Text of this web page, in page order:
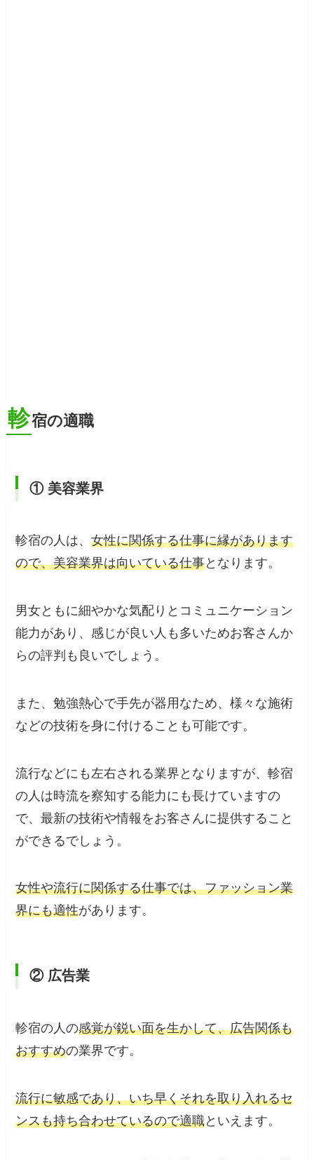
軫宿の適職
① 美容業界
軫宿の人は、女性に関係する仕事に縁があります
ので、美容業界は向いている仕事となります。
男女ともに細やかな気配りとコミュニケーション
能力があり、感じが良い人も多いためお客さんか
らの評判も良いでしょう。
また、勉強熱心で手先が器用なため、様々な施術
などの技術を身に付けることも可能です。
流行などにも左右される業界となりますが、軫宿
の人は時流を察知する能力にも長けていますの
で、最新の技術や情報をお客さんに提供すること
ができるでしょう。
女性や流行に関係する仕事では、ファッション業
界にも適性があります。
② 広告業
軫宿の人の感覚が鋭い面を生かして、広告関係も
おすすめの業界です。
流行に敏感であり、いち早くそれを取り入れるセ
ンスも持ち合わせているので適職といえます。